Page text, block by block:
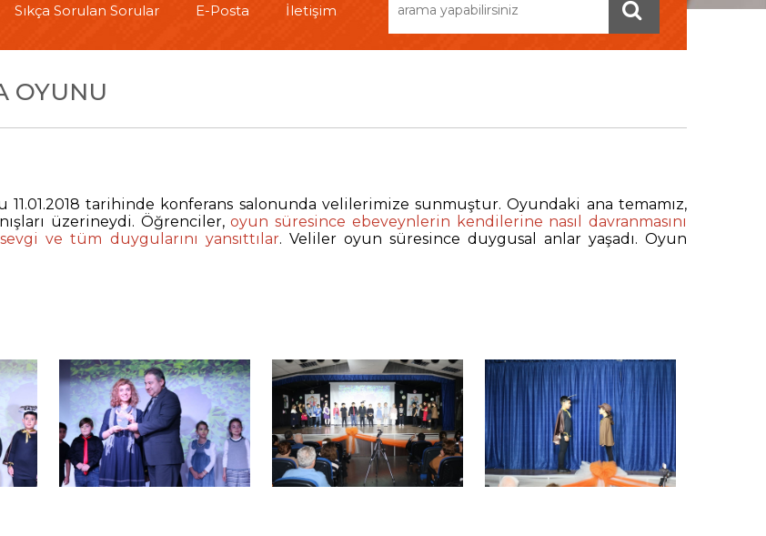
Sıkça Sorulan Sorular E-Posta İletişim
OYUNU
11.01.2018 tarihinde konferans salonunda velilerimize sunmuştur. Oyundaki ana temamız,
üzerineydi. Öğrenciler,oyun süresince ebeveynlerin kendilerine nasıl davranmasını
ve tüm duygularını yansıttılar. Veliler oyun süresince duygusal anlar yaşadı. Oyun